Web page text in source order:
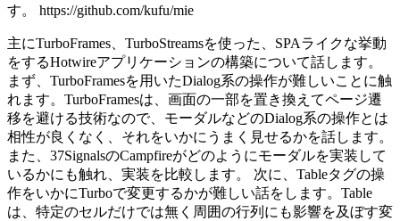
す。 https://github.com/kufu/mie
主にTurboFrames、TurboStreamsを使った、SPAライクな挙動
をするHotwireアプリケーションの構築について話します。
まず、TurboFramesを用いたDialog系の操作が難しいことに触
れます。TurboFramesは、画面の一部を置き換えてページ遷
移を避ける技術なので、モーダルなどのDialog系の操作とは
相性が良くなく、それをいかにうまく見せるかを話します。
また、37SignalsのCampfireがどのようにモーダルを実装して
いるかにも触れ、実装を比較します。 次に、Tableタグの操
作をいかにTurboで変更するかが難しい話をします。Table
は、特定のセルだけでは無く周囲の行列にも影響を及ぼす変